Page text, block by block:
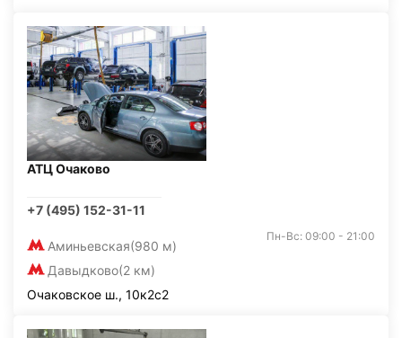
АТЦ Очаково
+7 (495) 152-31-11
Аминьевская(980 м)
Давыдково(2 км)
Пн-Вс: 09:00 - 21:00
Очаковское ш., 10к2с2